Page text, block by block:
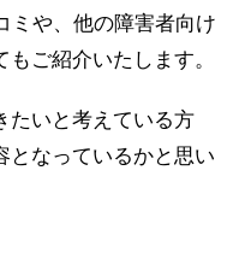
ミや、他の障害者向け
ご紹介いたします。
たいと考えている方
となっているかと思い